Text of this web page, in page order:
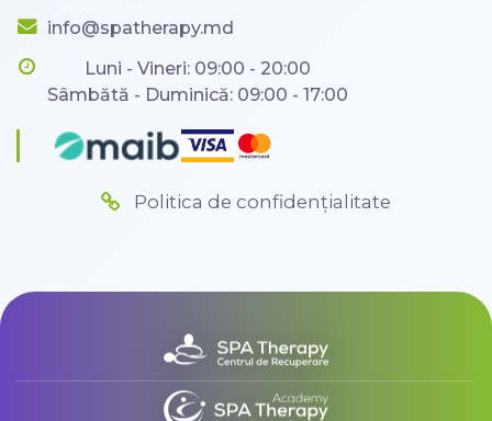
info@spatherapy.md
Luni - Vineri: 09:00 - 20:00
Sâmbătă - Duminică: 09:00 - 17:00
Politica de confidențialitate